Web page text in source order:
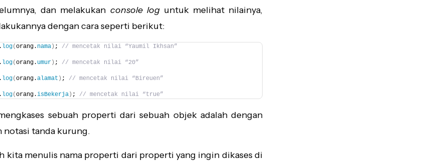
dan melakukan console loguntuk melihat nilainya,
dengan cara seperti berikut:
. log(orang. nama ) ; // mencetak nilai “Yaumil Ikhsan”
. log(orang. umur ) ; // mencetak nilai “20”
. log(orang.alamat ) ; // mencetak nilai “Bireuen”
. log(orang.isBekerja ) ; // mencetak nilai “true”
sebuah properti dari sebuah objek adalah dengan
notasi tanda kurung.
kita menulis nama properti dari properti yang ingin dikases di